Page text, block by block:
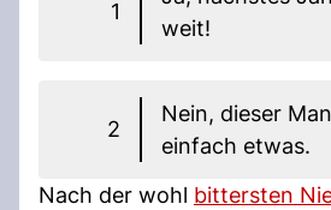
1
weit!
2
Nein, dieser
einfach etwas.
Nach der wohl bittersten